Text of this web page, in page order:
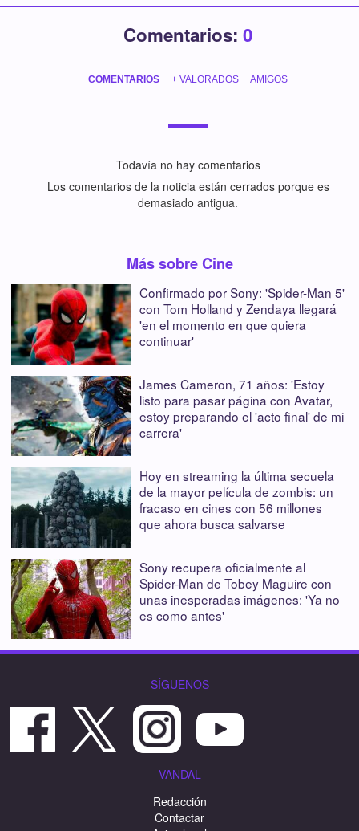
Comentarios: 0
COMENTARIOS + VALORADOS AMIGOS
Todavía no hay comentarios
Los comentarios de la noticia están cerrados porque es
demasiado antigua.
Más sobre Cine
Confirmado por Sony: 'Spider-Man 5'
con Tom Holland y Zendaya llegará
'en el momento en que quiera
continuar'
James Cameron, 71 años: 'Estoy
listo para pasar página con Avatar,
estoy preparando el 'acto final' de mi
carrera'
Hoy en streaming la última secuela
de la mayor película de zombis: un
fracaso en cines con 56 millones
que ahora busca salvarse
Sony recupera oficialmente al
Spider-Man de Tobey Maguire con
unas inesperadas imágenes: 'Ya no
es como antes'
SÍGUENOS
VANDAL
Redacción
Contactar